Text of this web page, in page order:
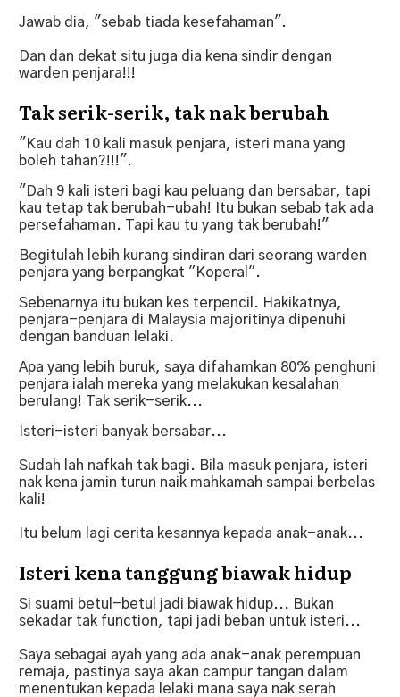
Jawab dia, "sebab tiada kesefahaman".
Dan dan dekat situ juga dia kena sindir dengan
warden penjara!!!
Tak serik-serik, tak nak berubah
"Kau dah 10 kali masuk penjara, isteri mana yang
boleh tahan?!!!".
"Dah 9 kali isteri bagi kau peluang dan bersabar, tapi
kau tetap tak berubah-ubah! Itu bukan sebab tak ada
persefahaman. Tapi kau tu yang tak berubah!"
Begitulah lebih kurang sindiran dari seorang warden
penjara yang berpangkat "Koperal".
Sebenarnya itu bukan kes terpencil. Hakikatnya,
penjara-penjara di Malaysia majoritinya dipenuhi
dengan banduan lelaki.
Apa yang lebih buruk, saya difahamkan 80% penghuni
penjara ialah mereka yang melakukan kesalahan
berulang! Tak serik-serik...
Isteri-isteri banyak bersabar...
Sudah lah nafkah tak bagi. Bila masuk penjara, isteri
nak kena jamin turun naik mahkamah sampai berbelas
kali!
Itu belum lagi cerita kesannya kepada anak-anak...
Isteri kena tanggung biawak hidup
Si suami betul-betul jadi biawak hidup... Bukan
sekadar tak function, tapi jadi beban untuk isteri...
Saya sebagai ayah yang ada anak-anak perempuan
remaja, pastinya saya akan campur tangan dalam
menentukan kepada lelaki mana saya nak serah